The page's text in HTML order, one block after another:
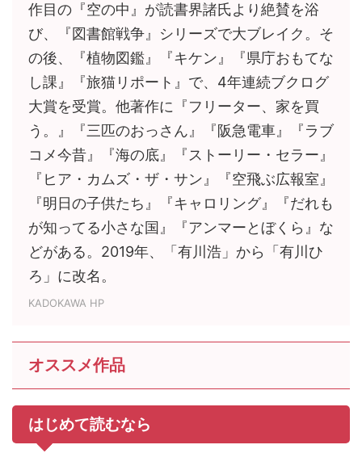
作目の『空の中』が読書界諸氏より絶賛を浴
び、『図書館戦争』シリーズで大ブレイク。そ
の後、『植物図鑑』『キケン』『県庁おもてな
し課』『旅猫リポート』で、4年連続ブクログ
大賞を受賞。他著作に『フリーター、家を買
う。』『三匹のおっさん』『阪急電車』『ラブ
コメ今昔』『海の底』『ストーリー・セラー』
『ヒア・カムズ・ザ・サン』『空飛ぶ広報室』
『明日の子供たち』『キャロリング』『だれも
が知ってる小さな国』『アンマーとぼくら』な
どがある。2019年、「有川浩」から「有川ひ
ろ」に改名。
KADOKAWA HP
オススメ作品
はじめて読むなら